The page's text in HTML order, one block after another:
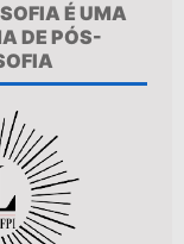
É UMA
DE PÓS-